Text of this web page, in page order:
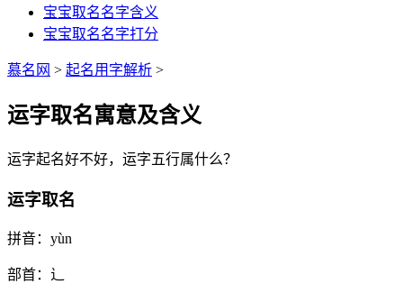
宝宝取名名字含义
宝宝取名名字打分
慕名网 > 起名用字解析 >
运字取名寓意及含义
运字起名好不好， 运字五行属什么？
运字取名
拼音： yùn
部首： 辶